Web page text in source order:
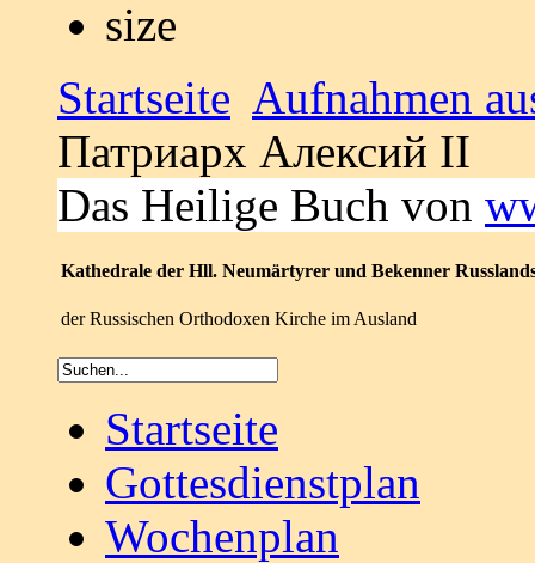
Startseite Aufnahmen
Патриарх Алексий II
Das Heilige Buch von
Kathedrale der Hll. Neumärtyrer und Bekenner
der Russischen Orthodoxen Kirche im Ausland
Startseite
Gottesdienstplan
Wochenplan